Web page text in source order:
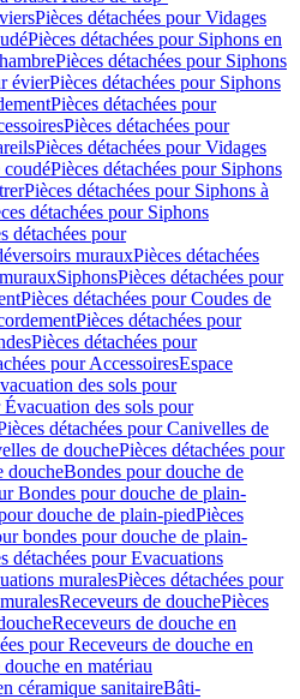
Pièces détachées pour Vidages
Pièces détachées pour Siphons en
Pièces détachées pour Siphons
évierPièces détachées pour Siphons
Pièces détachées pour
Pièces détachées pour
Pièces détachées pour Vidages
coudéPièces détachées pour Siphons
Pièces détachées pour Siphons à
détachées pour Siphons
détachées pour
murauxPièces détachées
SiphonsPièces détachées pour
Pièces détachées pour Coudes de
Pièces détachées pour
Pièces détachées pour
pour AccessoiresEspace
des sols pour
Évacuation des sols pour
détachées pour Canivelles de
de douchePièces détachées pour
doucheBondes pour douche de
Bondes pour douche de plain-
douche de plain-piedPièces
bondes pour douche de plain-
détachées pour Evacuations
muralesPièces détachées pour
Receveurs de douchePièces
Receveurs de douche en
pour Receveurs de douche en
en matériau
céramique sanitaireBâti-